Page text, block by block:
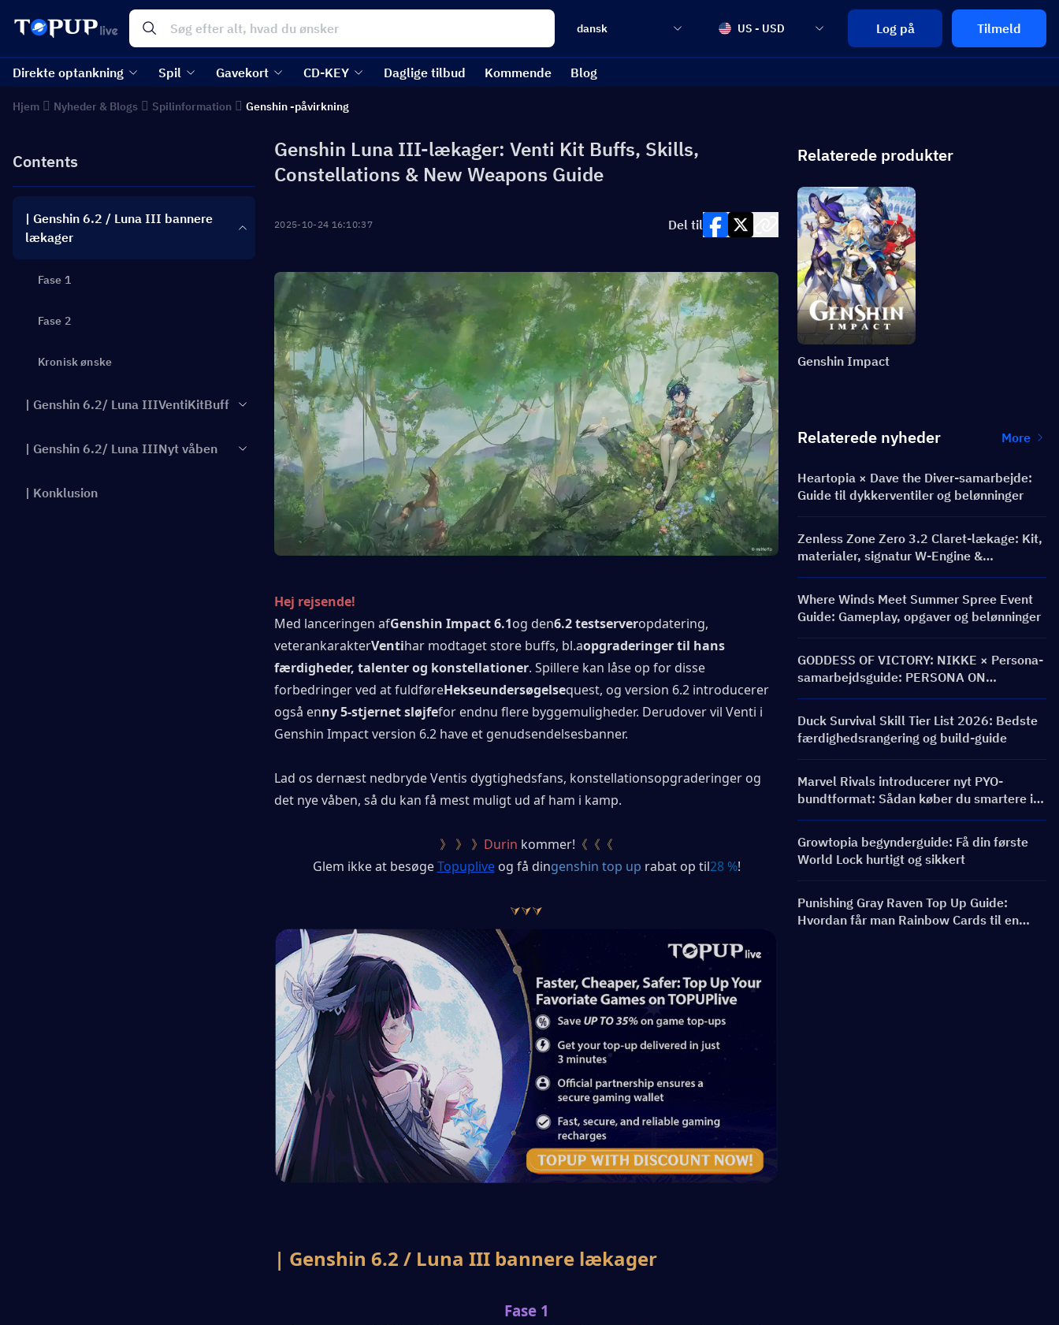
dansk US - USD Log på Tilmeld
Direkte optankning Spil Gavekort CD-KEY Daglige tilbud Kommende Blog
Hjem Nyheder & Blogs Spilinformation Genshin -påvirkning
Contents
| Genshin 6.2 / Luna III bannere
lækager
Fase 1
Fase 2
Kronisk ønske
| Genshin 6.2/ Luna IIIVentiKitBuff
| Genshin 6.2/ Luna IIINyt våben
| Konklusion
Genshin Luna III-lækager: Venti Kit Buffs, Skills,
Constellations & New Weapons Guide
2025-10-24 16:10:37 Del til
Hej rejsende!
Med lanceringen afGenshin Impact 6.1og den6.2 testserveropdatering,
veterankarakterVentihar modtaget store buffs, bl.aopgraderinger til hans
færdigheder, talenter og konstellationer. Spillere kan låse op for disse
forbedringer ved at fuldføreHekseundersøgelsequest, og version 6.2 introducerer
også enny 5-stjernet sløjfefor endnu flere byggemuligheder. Derudover vil Venti i
Genshin Impact version 6.2 have et genudsendelsesbanner.
Lad os dernæst nedbryde Ventis dygtighedsfans, konstellationsopgraderinger og
det nye våben, så du kan få mest muligt ud af ham i kamp.
》 》 》 Durin kommer! 《《《
Glem ikke at besøge Topuplive og få dingenshin top up rabat op til28 %!
⮛⮛⮛
| Genshin 6.2 / Luna III bannere lækager
Fase 1
Relaterede produkter
Genshin Impact
Relaterede nyheder More
Heartopia × Dave the Diver-samarbejde:
Guide til dykkerventiler og belønninger
Zenless Zone Zero 3.2 Claret-lækage: Kit,
materialer, signatur W-Engine &
Mindscape Cinema
Where Winds Meet Summer Spree Event
Guide: Gameplay, opgaver og belønninger
GODDESS OF VICTORY: NIKKE × Persona-
samarbejdsguide: PERSONA ON
FRONTLINE-begivenhed, karakterer,
bannere og belønninger
Duck Survival Skill Tier List 2026: Bedste
færdighedsrangering og build-guide
Marvel Rivals introducerer nyt PYO-
bundtformat: Sådan køber du smartere i
butiksopdateringen til sæson 9.5
Growtopia begynderguide: Få din første
World Lock hurtigt og sikkert
Punishing Gray Raven Top Up Guide:
Hvordan får man Rainbow Cards til en